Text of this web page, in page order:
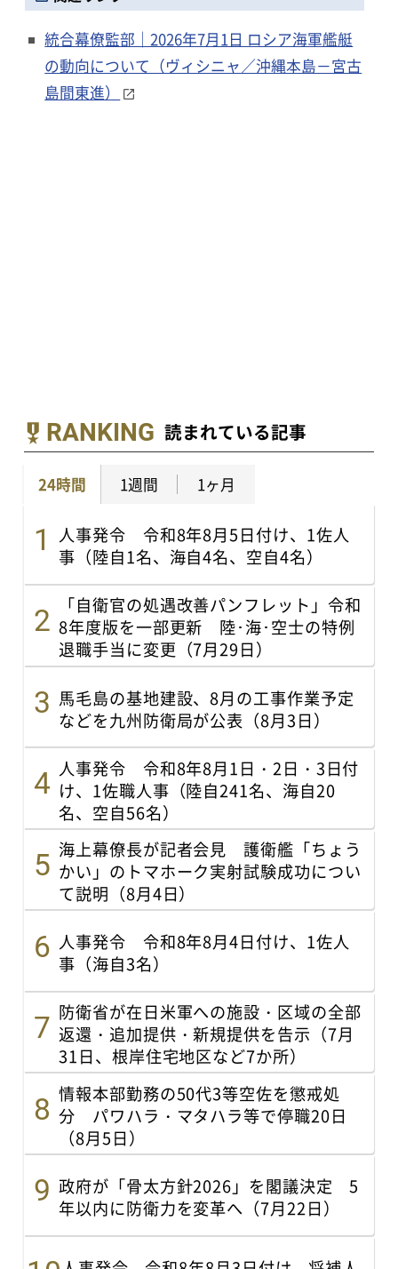
統合幕僚監部｜2026年7月1日 ロシア海軍艦艇
の動向について（ヴィシニャ／沖縄本島－宮古
島間東進）
RANKING 読まれている記事
24時間 1週間 1ヶ月
人事発令 令和8年8月5日付け、1佐人
事（陸自1名、海自4名、空自4名）
「自衛官の処遇改善パンフレット」令和
8年度版を一部更新 陸･海･空士の特例
退職手当に変更（7月29日）
馬毛島の基地建設、8月の工事作業予定
などを九州防衛局が公表（8月3日）
人事発令 令和8年8月1日・2日・3日付
け、1佐職人事（陸自241名、海自20
名、空自56名）
海上幕僚長が記者会見 護衛艦「ちょう
かい」のトマホーク実射試験成功につい
て説明（8月4日）
人事発令 令和8年8月4日付け、1佐人
事（海自3名）
防衛省が在日米軍への施設・区域の全部
返還・追加提供・新規提供を告示（7月
31日、根岸住宅地区など7か所）
情報本部勤務の50代3等空佐を懲戒処
分 パワハラ・マタハラ等で停職20日
（8月5日）
政府が「骨太方針2026」を閣議決定 5
年以内に防衛力を変革へ（7月22日）